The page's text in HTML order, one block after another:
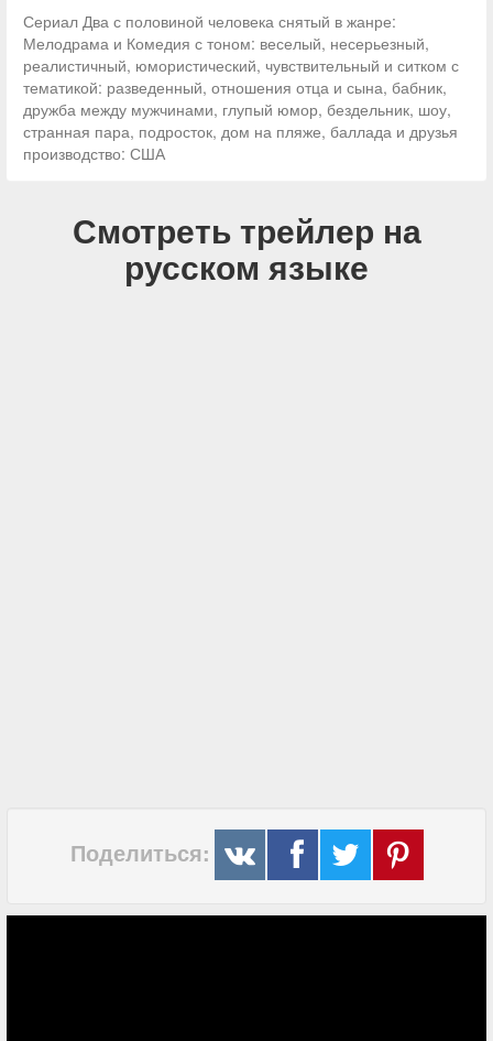
Сериал Два с половиной человека снятый в жанре:
Мелодрама и Комедия с тоном: веселый, несерьезный,
реалистичный, юмористический, чувствительный и ситком с
тематикой: разведенный, отношения отца и сына, бабник,
дружба между мужчинами, глупый юмор, бездельник, шоу,
странная пара, подросток, дом на пляже, баллада и друзья
производство: США
Смотреть трейлер на
русском языке
Поделиться: